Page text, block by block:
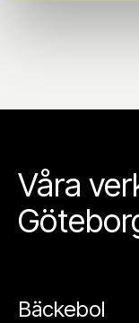
Våra
Bäckebol